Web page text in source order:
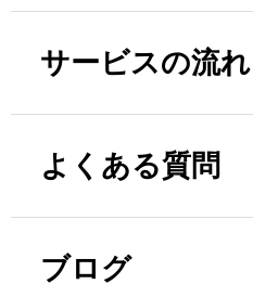
サービスの流れ
よくある質問
ブログ